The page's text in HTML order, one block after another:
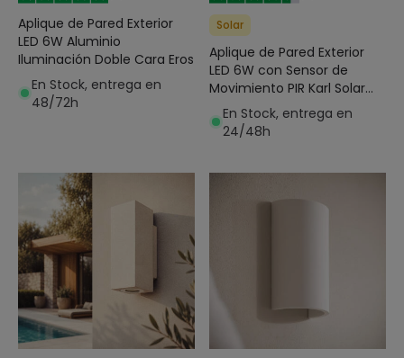
Aplique de Pared Exterior
LED 6W Aluminio
Iluminación Doble Cara Eros
En Stock, entrega en
48/72h
Solar
Aplique de Pared Exterior
LED 6W con Sensor de
Movimiento PIR Karl Solar
Negro
En Stock, entrega en
24/48h